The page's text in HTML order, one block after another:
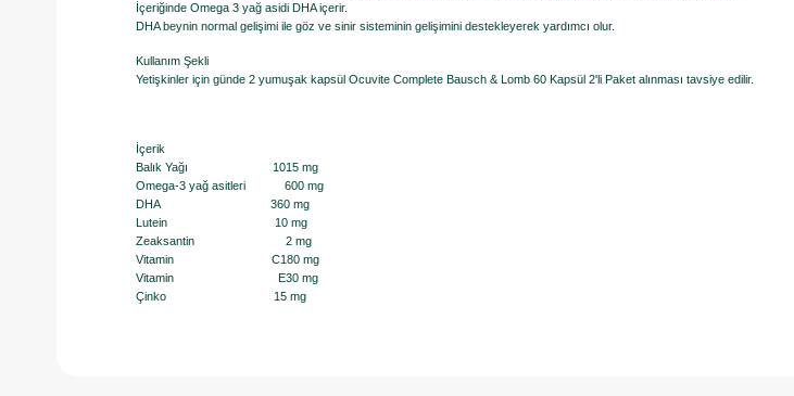
İçeriğinde Omega 3 yağ asidi DHA içerir.
DHA beynin normal gelişimi ile göz ve sinir sisteminin gelişimini destekleyerek yardımcı olur.
Kullanım Şekli
Yetişkinler için günde 2 yumuşak kapsül Ocuvite Complete Bausch & Lomb 60 Kapsül 2'li Paket alınması tavsiye edilir.
İçerik
Balık Yağı 1015 mg
Omega-3 yağ asitleri 600 mg
DHA 360 mg
Lutein 10 mg
Zeaksantin 2 mg
Vitamin C180 mg
Vitamin E30 mg
Çinko 15 mg